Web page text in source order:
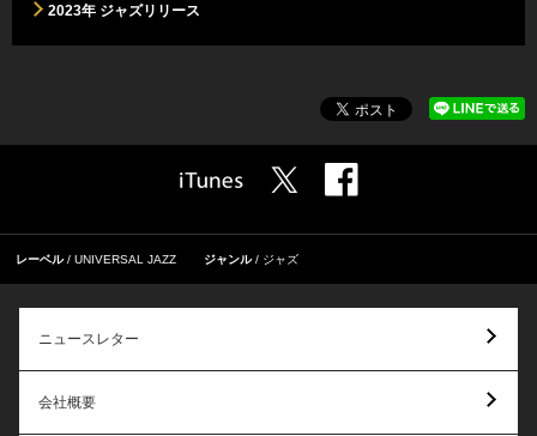
2023年 ジャズリリース
レーベル UNIVERSAL JAZZ ジャンル ジャズ
ニュースレター
会社概要